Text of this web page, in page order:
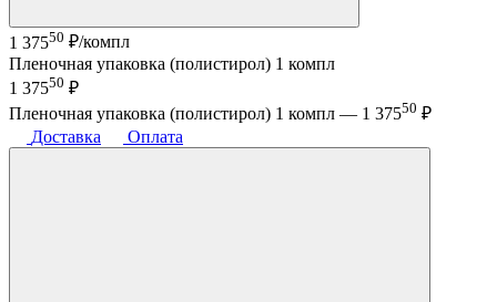
1 37550 ₽/компл
Пленочная упаковка (полистирол) 1 компл
1 37550 ₽
Пленочная упаковка (полистирол) 1 компл — 1 37550 ₽
Доставка
Оплата